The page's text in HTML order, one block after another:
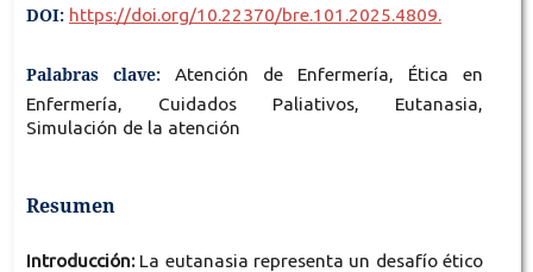
DOI: https://doi.org/10.22370/bre.101.2025.4809.
Palabras clave: Atención de Enfermería, Ética en
Enfermería, Cuidados Paliativos, Eutanasia,
Simulación de la atención
Resumen
Introducción:La eutanasia representa un desafío ético